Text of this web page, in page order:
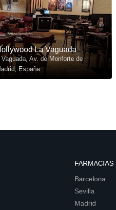
La Vaguada
Av. de Monforte de
España
FARMACIAS
Barcelona
Sevilla
Madrid